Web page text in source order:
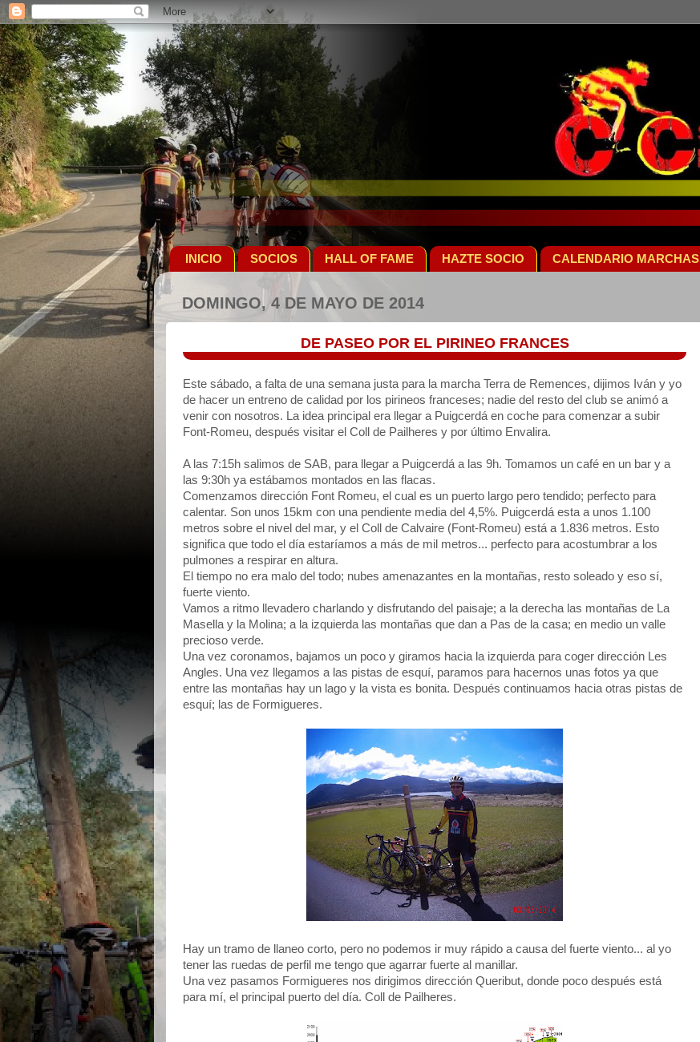
INICIO SOCIOS HALL OF FAME HAZTE SOCIO CALENDARIO MARCHAS
DOMINGO, 4 DE MAYO DE 2014
DE PASEO POR EL PIRINEO FRANCES
Este sábado, a falta de una semana justa para la marcha Terra de Remences, dijimos Iván y yo
de hacer un entreno de calidad por los pirineos franceses; nadie del resto del club se animó a
venir con nosotros. La idea principal era llegar a Puigcerdá en coche para comenzar a subir
Font-Romeu, después visitar el Coll de Pailheres y por último Envalira.
A las 7:15h salimos de SAB, para llegar a Puigcerdá a las 9h. Tomamos un café en un bar y a
las 9:30h ya estábamos montados en las flacas.
Comenzamos dirección Font Romeu, el cual es un puerto largo pero tendido; perfecto para
calentar. Son unos 15km con una pendiente media del 4,5%. Puigcerdá esta a unos 1.100
metros sobre el nivel del mar, y el Coll de Calvaire (Font-Romeu) está a 1.836 metros. Esto
significa que todo el día estaríamos a más de mil metros... perfecto para acostumbrar a los
pulmones a respirar en altura.
El tiempo no era malo del todo; nubes amenazantes en la montañas, resto soleado y eso sí,
fuerte viento.
Vamos a ritmo llevadero charlando y disfrutando del paisaje; a la derecha las montañas de La
Masella y la Molina; a la izquierda las montañas que dan a Pas de la casa; en medio un valle
precioso verde.
Una vez coronamos, bajamos un poco y giramos hacia la izquierda para coger dirección Les
Angles. Una vez llegamos a las pistas de esquí, paramos para hacernos unas fotos ya que
entre las montañas hay un lago y la vista es bonita. Después continuamos hacia otras pistas de
esquí; las de Formigueres.
Hay un tramo de llaneo corto, pero no podemos ir muy rápido a causa del fuerte viento... al yo
tener las ruedas de perfil me tengo que agarrar fuerte al manillar.
Una vez pasamos Formigueres nos dirigimos dirección Queribut, donde poco después está
para mí, el principal puerto del día. Coll de Pailheres.